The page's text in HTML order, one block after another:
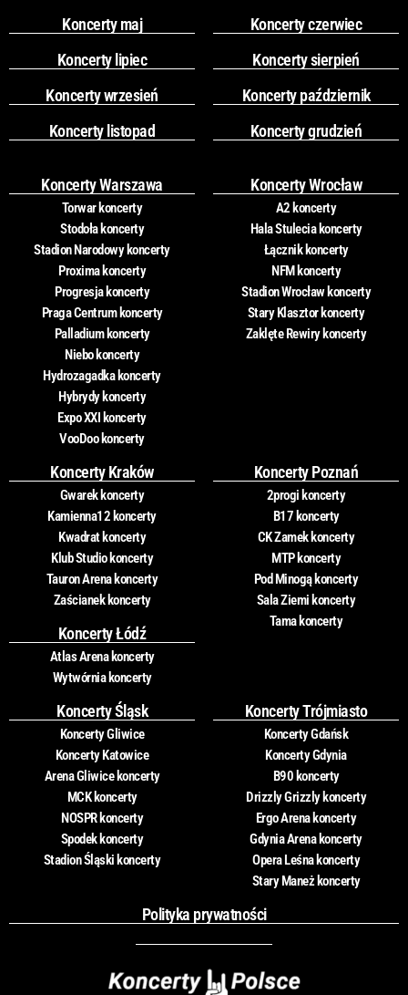
Koncerty maj
Koncerty czerwiec
Koncerty lipiec
Koncerty sierpień
Koncerty wrzesień
Koncerty październik
Koncerty listopad
Koncerty grudzień
Koncerty Warszawa
Torwar koncerty
Stodoła koncerty
Stadion Narodowy koncerty
Proxima koncerty
Progresja koncerty
Praga Centrum koncerty
Palladium koncerty
Niebo koncerty
Hydrozagadka koncerty
Hybrydy koncerty
Expo XXI koncerty
VooDoo koncerty
Koncerty Wrocław
A2 koncerty
Hala Stulecia koncerty
Łącznik koncerty
NFM koncerty
Stadion Wrocław koncerty
Stary Klasztor koncerty
Zaklęte Rewiry koncerty
Koncerty Kraków
Gwarek koncerty
Kamienna12 koncerty
Kwadrat koncerty
Klub Studio koncerty
Tauron Arena koncerty
Zaścianek koncerty
Koncerty Łódź
Atlas Arena koncerty
Wytwórnia koncerty
Koncerty Poznań
2progi koncerty
B17 koncerty
CK Zamek koncerty
MTP koncerty
Pod Minogą koncerty
Sala Ziemi koncerty
Tama koncerty
Koncerty Śląsk
Koncerty Gliwice
Koncerty Katowice
Arena Gliwice koncerty
MCK koncerty
NOSPR koncerty
Spodek koncerty
Stadion Śląski koncerty
Koncerty Trójmiasto
Koncerty Gdańsk
Koncerty Gdynia
B90 koncerty
Drizzly Grizzly koncerty
Ergo Arena koncerty
Gdynia Arena koncerty
Opera Leśna koncerty
Stary Maneż koncerty
Polityka prywatności